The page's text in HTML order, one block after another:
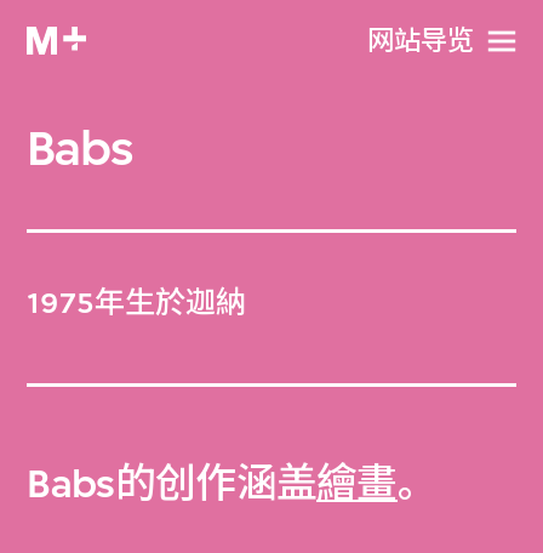
网站导览
Babs
1975年生於迦納
Babs的创作涵盖繪畫。